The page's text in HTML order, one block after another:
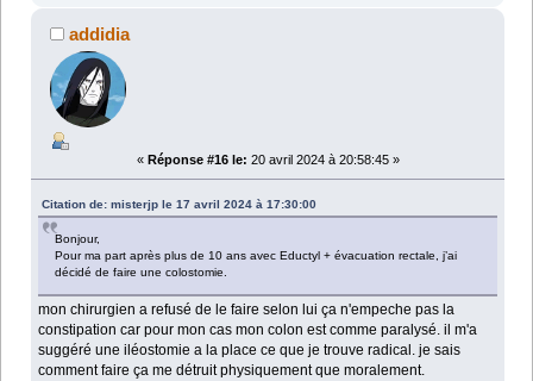
addidia
« Réponse #16 le: 20 avril 2024 à 20:58:45 »
Citation de: misterjp le 17 avril 2024 à 17:30:00
Bonjour,
Pour ma part après plus de 10 ans avec Eductyl + évacuation rectale, j’ai
décidé de faire une colostomie.
mon chirurgien a refusé de le faire selon lui ça n'empeche pas la
constipation car pour mon cas mon colon est comme paralysé. il m'a
suggéré une iléostomie a la place ce que je trouve radical. je sais
comment faire ça me détruit physiquement que moralement.